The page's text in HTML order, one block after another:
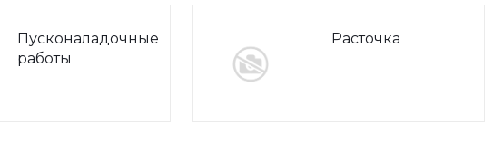
Пусконаладочные
работы
Расточка